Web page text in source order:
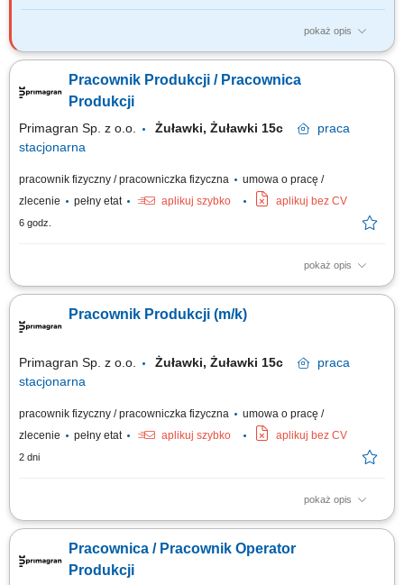
pokaż opis
Wymagania: umiejętność pracy w zespole, zaangażowanie w
dyspozycyjność.Pracownik Produkcji / Pracownica
Produkcji
Primagran Sp. z o.o. Żuławki, Żuławki 15c
praca
stacjonarna
pracownik fizyczny / pracowniczka fizyczna
umowa o pracę /
zlecenie
pełny etat aplikuj szybko aplikuj bez CV
6 godz.
pokaż opis
Twoje zadania: Realizacja procesów produkcyjnych zgodnie ze
pracy. Przestrzeganie zasad BHP i utrzymywanie czystości w miejscu
pracy.
Pracownik Produkcji (m/k)
Primagran Sp. z o.o. Żuławki, Żuławki 15c
praca
stacjonarna
pracownik fizyczny / pracowniczka fizyczna
umowa o pracę /
zlecenie
pełny etat aplikuj szybko aplikuj bez CV
2 dni
pokaż opis
Dodatkowe informacje: praca zmianowa: tak, 2 zmiany; dni pracy: dni
tryb wypłaty: miesięczna. Twój zakres obowiązków: praca na stanowisku
produkcyjnym - produkcja zlewozmywaków granitowych; obsługa maszyn
Pracownica / Pracownik Operator
Produkcji